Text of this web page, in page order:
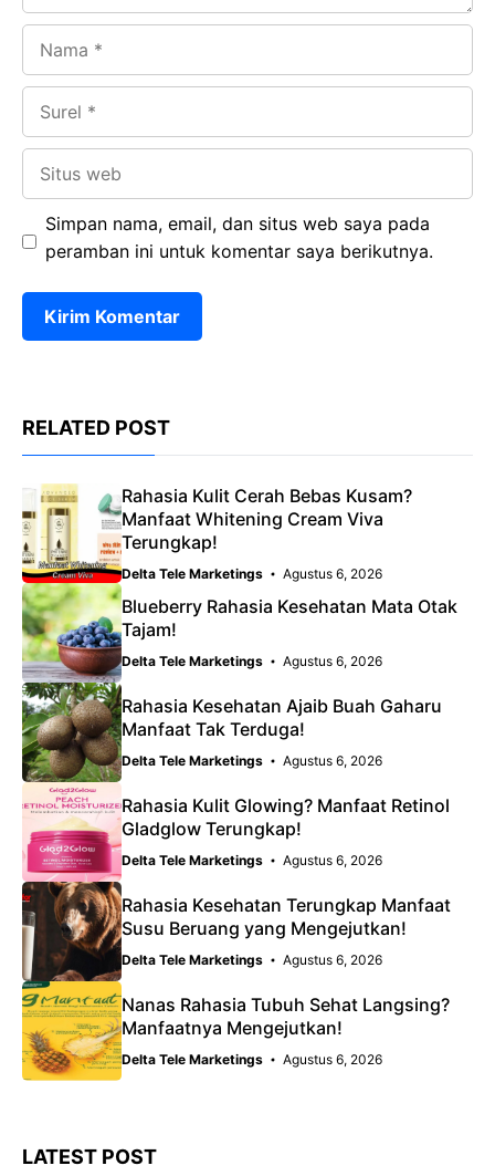
Simpan nama, email, dan situs web saya pada
peramban ini untuk komentar saya berikutnya.
RELATED POST
Rahasia Kulit Cerah Bebas Kusam?
Manfaat Whitening Cream Viva
Terungkap!
Delta Tele Marketings Agustus 6, 2026
Blueberry Rahasia Kesehatan Mata Otak
Tajam!
Delta Tele Marketings Agustus 6, 2026
Rahasia Kesehatan Ajaib Buah Gaharu
Manfaat Tak Terduga!
Delta Tele Marketings Agustus 6, 2026
Rahasia Kulit Glowing? Manfaat Retinol
Gladglow Terungkap!
Delta Tele Marketings Agustus 6, 2026
Rahasia Kesehatan Terungkap Manfaat
Susu Beruang yang Mengejutkan!
Delta Tele Marketings Agustus 6, 2026
Nanas Rahasia Tubuh Sehat Langsing?
Manfaatnya Mengejutkan!
Delta Tele Marketings Agustus 6, 2026
LATEST POST